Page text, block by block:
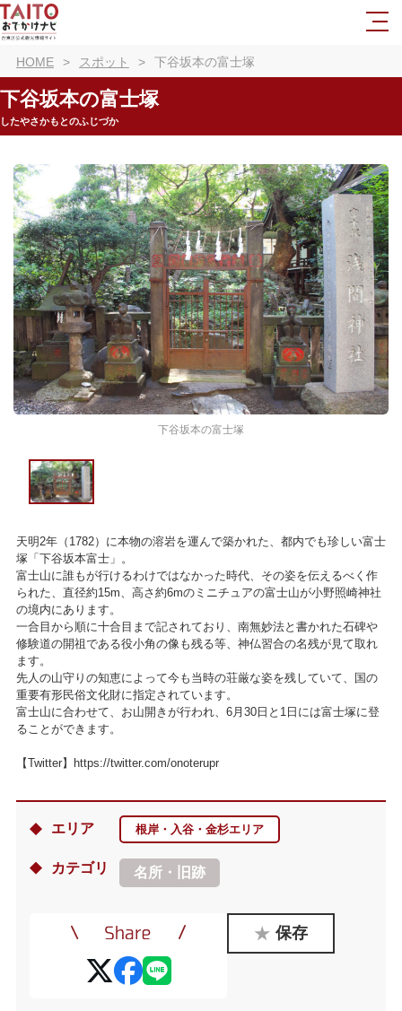
HOME スポット 下谷坂本の富士塚
下谷坂本の富士塚
したやさかもとのふじづか
下谷坂本の富士塚
天明2年（1782）に本物の溶岩を運んで築かれた、都内でも珍しい富士
塚「下谷坂本富士」。
富士山に誰もが行けるわけではなかった時代、その姿を伝えるべく作
られた、直径約15m、高さ約6mのミニチュアの富士山が小野照崎神社
の境内にあります。
一合目から順に十合目まで記されており、南無妙法と書かれた石碑や
修験道の開祖である役小角の像も残る等、神仏習合の名残が見て取れ
ます。
先人の山守りの知恵によって今も当時の荘厳な姿を残していて、国の
重要有形民俗文化財に指定されています。
富士山に合わせて、お山開きが行われ、6月30日と1日には富士塚に登
ることができます。
【Twitter】https://twitter.com/onoterupr
エリア 根岸・入谷・金杉エリア
カテゴリ 名所・旧跡
保存